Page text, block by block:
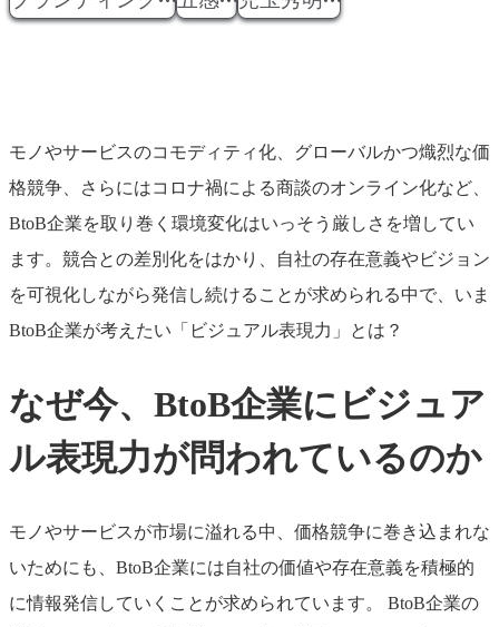
モノやサービスのコモディティ化、グローバルかつ熾烈な価
格競争、さらにはコロナ禍による商談のオンライン化など、
BtoB企業を取り巻く環境変化はいっそう厳しさを増してい
ます。競合との差別化をはかり、自社の存在意義やビジョン
を可視化しながら発信し続けることが求められる中で、いま
BtoB企業が考えたい「ビジュアル表現力」とは？
なぜ今、BtoB企業にビジュア
ル表現力が問われているのか
モノやサービスが市場に溢れる中、価格競争に巻き込まれな
いためにも、BtoB企業には自社の価値や存在意義を積極的
に情報発信していくことが求められています。
BtoB企業の